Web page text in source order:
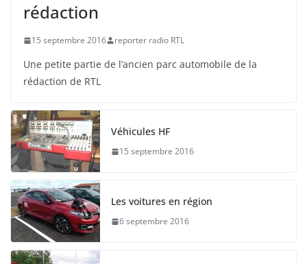
rédaction
15 septembre 2016 reporter radio RTL
Une petite partie de l’ancien parc automobile de la
rédaction de RTL
Véhicules HF
15 septembre 2016
Les voitures en région
6 septembre 2016